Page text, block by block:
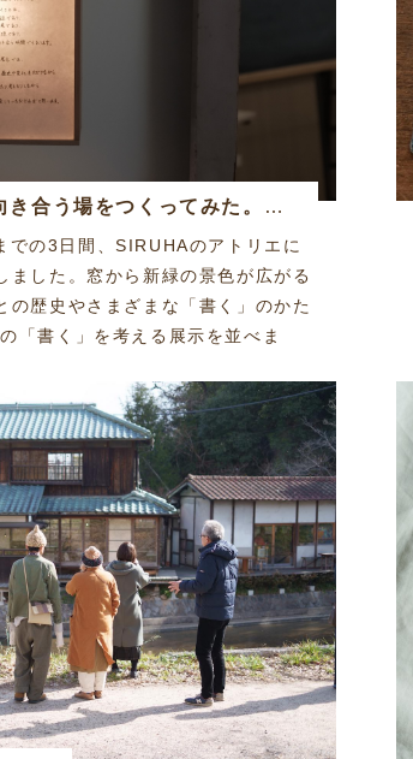
き合う場をつくってみた。──
ト
の3日間、SIRUHAのアトリエに
ました。窓から新緑の景色が広がる
の歴史やさまざまな「書く」のかた
「書く」を考える展示を並べま